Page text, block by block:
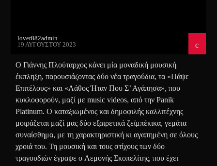
lover882admin
19 ΑΥΓΟΎΣΤΟΥ 2023
Ο Γιάννης Πλούταρχος κάνει μία μοναδική μουσική
έκπληξη, παρουσιάζοντας δύο νέα τραγούδια, τα «Πάψε
Επιτέλους» και «Λάθος Ήταν Που Σ’ Αγάπησα», που
κυκλοφορούν, μαζί με music videos, από την Panik
Platinum. Ο καταξιωμένος και δημοφιλής καλλιτέχνης
μοιράζεται μαζί μας δύο εξαιρετικά ζεϊμπέκικα, γεμάτα
συναίσθημα, με τη χαρακτηριστική κι αγαπημένη σε όλους
χροιά του. Τη μουσική και τους στίχους των δύο
τραγουδιών έγραψε ο Λεμονής Σκοπελίτης, που έχει